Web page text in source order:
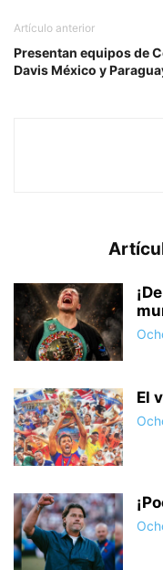
Artículo anterior
Presentan equipos de
Davis México y
El